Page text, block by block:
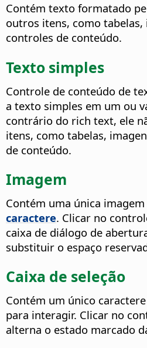
Contém texto formatado
outros itens, como
controles de conteúdo.
Texto simples
Controle de conteúdo de
a texto simples em um ou
contrário do rich text, ele
itens, como tabelas,
de conteúdo.
Imagem
Contém uma única
caractere. Clicar no
caixa de diálogo de
substituir o espaço
Caixa de seleção
Contém um único
para interagir. Clicar no
alterna o estado marcado